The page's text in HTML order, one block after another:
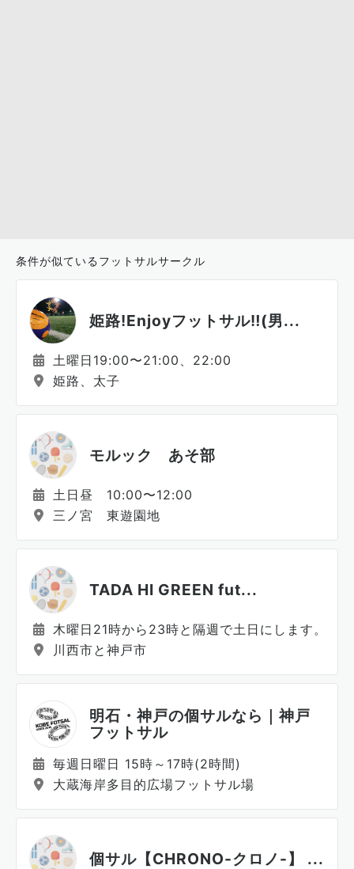
条件が似ているフットサルサークル
姫路!Enjoyフットサル‼︎(男...
土曜日19:00〜21:00、22:00
姫路、太子
モルック あそ部
土日昼 10:00〜12:00
三ノ宮 東遊園地
TADA HI GREEN fut...
木曜日21時から23時と隔週で土日にします。
川西市と神戸市
明石・神戸の個サルなら｜神戸
フットサル
毎週日曜日 15時～17時(2時間)
大蔵海岸多目的広場フットサル場
個サル【CHRONO-クロノ-】 ...